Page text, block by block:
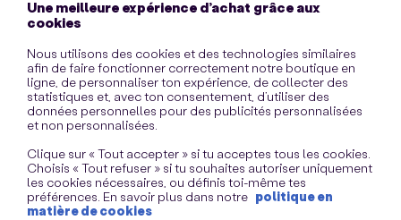
Une meilleure expérience d’achat grâce aux
cookies
Nous utilisons des cookies et des technologies similaires
afin de faire fonctionner correctement notre boutique en
ligne, de personnaliser ton expérience, de collecter des
statistiques et, avec ton consentement, d’utiliser des
données personnelles pour des publicités personnalisées
et non personnalisées.
Clique sur « Tout accepter » si tu acceptes tous les cookies.
Choisis « Tout refuser » si tu souhaites autoriser uniquement
les cookies nécessaires, ou définis toi-même tes
préférences. En savoir plus dans notre politique en
matière de cookies